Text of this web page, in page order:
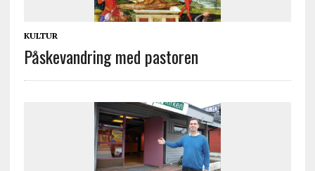
KULTUR
Påskevandring med pastoren